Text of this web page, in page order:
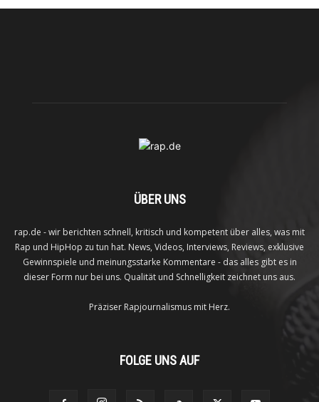
ÜBER UNS
rap.de - wir berichten schnell, kritisch und kompetent über alles, was mit
Rap und HipHop zu tun hat. News, Videos, Interviews, Reviews, exklusive
Gewinnspiele und meinungsstarke Kommentare - das alles gibt es in
dieser Form nur bei uns. Qualität und Schnelligkeit zeichnet uns aus.
Präziser Rapjournalismus mit Herz.
FOLGE UNS AUF